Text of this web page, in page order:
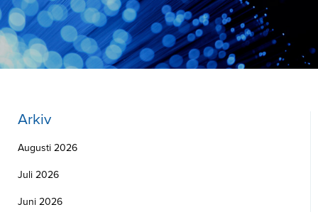
Arkiv
Augusti 2026
Juli 2026
Juni 2026